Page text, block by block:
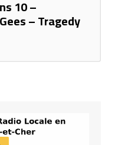
10 –
– Tragedy